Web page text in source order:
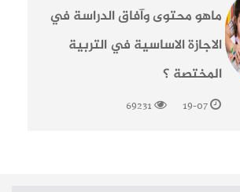
ماهو محتوى وآفاق الدراسة في
الاجازة الاساسية في التربية
المختصة ؟
19-07
69231